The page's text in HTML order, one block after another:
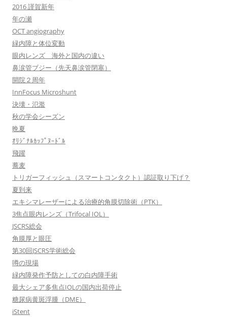
2016 謹賀新年
年の瀬
OCT angiography
緑内障と体位変動
眼内レンズ 海外と国内の違い
鼻涙管ブジー（先天鼻涙管閉塞）
開院２周年
InnFocus Microshunt
決壊・氾濫
秋の学会シーズン
晩夏
ｵﾘｼﾞﾅﾙｶｯﾌﾟﾇｰﾄﾞﾙ
飛躍
蕎麦
トリガーフィッシュ（スマートコンタクト）認証取り下げ？
夏到来
エキシマレーザーによる治療的角膜切除術（PTK）
3焦点眼内レンズ（Trifocal IOL）
JSCRS総会
角膜厚と眼圧
第30回JSCRS学術総会
噂の現場
緑内障発作予防としての白内障手術
最大シェア多焦点IOLの国内出荷停止
糖尿病黄斑浮腫（DME）
iStent